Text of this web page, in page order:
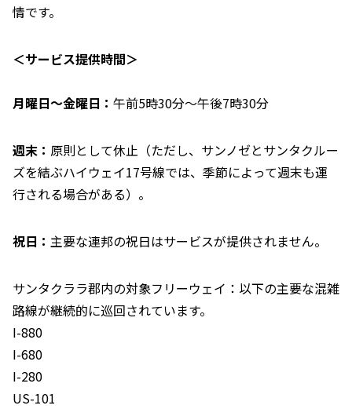
情です。
＜サービス提供時間＞
月曜日～金曜日： 午前5時30分～午後7時30分
週末： 原則として休止（ただし、サンノゼとサンタクルー
ズを結ぶハイウェイ17号線では、季節によって週末も運
行される場合がある）。
祝日： 主要な連邦の祝日はサービスが提供されません。
サンタクララ郡内の対象フリーウェイ：以下の主要な混雑
路線が継続的に巡回されています。
I-880
I-680
I-280
US-101